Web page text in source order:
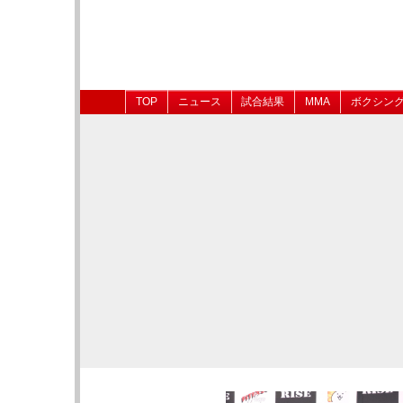
TOP ニュース 試合結果 MMA ボクシン